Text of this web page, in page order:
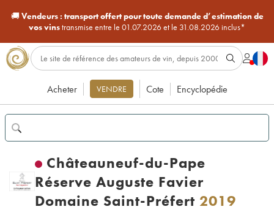
🚚Vendeurs : transport offert pour toute demande d’estimation de
vos vinstransmise entre le 01.07.2026 et le 31.08.2026 inclus*
Acheter VENDRE Cote Encyclopédie
Châteauneuf-du-Pape
Réserve Auguste Favier
Domaine Saint-Préfert 2019